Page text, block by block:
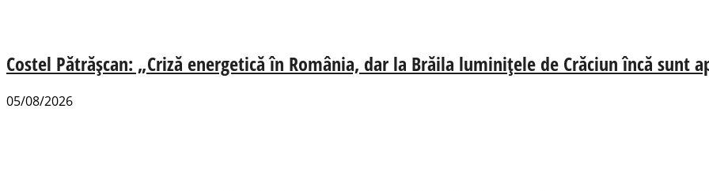
Costel Pătrășcan: „Criză energetică în România, dar la Brăila luminițele de Crăciun încă sunt
05/08/2026